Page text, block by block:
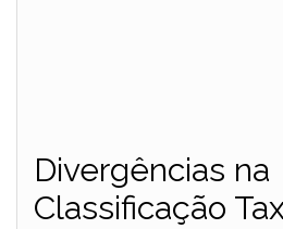
Divergências na
Classificação